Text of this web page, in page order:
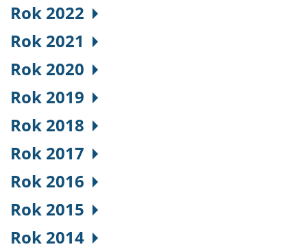
Rok 2022
Rok 2021
Rok 2020
Rok 2019
Rok 2018
Rok 2017
Rok 2016
Rok 2015
Rok 2014